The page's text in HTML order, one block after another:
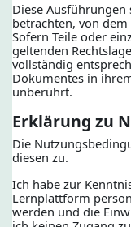
Diese Ausführungen
betrachten, von
Sofern Teile oder
geltenden
vollständig
Dokumentes in
unberührt.
Erklärung zu
Die
diesen zu.
Ich habe zur
Lernplattform
werden und die